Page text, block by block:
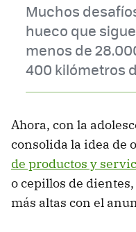
Muchos
hueco que
menos de
400 kilómetros
Ahora, con la
consolida la idea de
de productos y
o cepillos de
más altas con el